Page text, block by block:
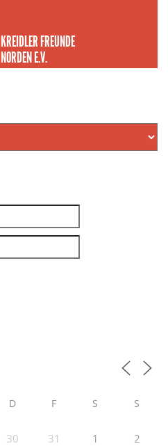
KREIDLER FREUNDE
NORDEN E.V.
D F S S
30 31 1 2